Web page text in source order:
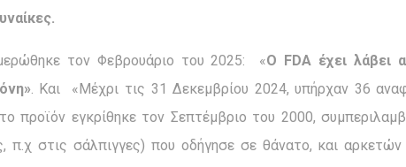
τον Φεβρουάριο του 2025: «Ο FDA έχει λάβει
. Και «Μέχρι τις 31 Δεκεμβρίου 2024, υπήρχαν 36
προϊόν εγκρίθηκε τον Σεπτέμβριο του 2000,
π.χ στις σάλπιγγες) που οδήγησε σε θάνατο, και